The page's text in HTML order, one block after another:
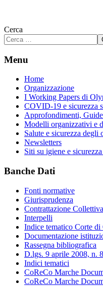
Cerca
Menu
Home
Organizzazione
I Working Papers di
COVID-19 e sicurezza
Approfondimenti,
Modelli organizzativi e
Salute e sicurezza degli
Newsletters
Siti su igiene e
Banche Dati
Fonti normative
Giurisprudenza
Contrattazione Collettiva
Interpelli
Indice tematico Corte di
Documentazione
Rassegna bibliografica
D.lgs. 9 aprile 2008, n.
Indici tematici
CoReCo Marche
CoReCo Marche